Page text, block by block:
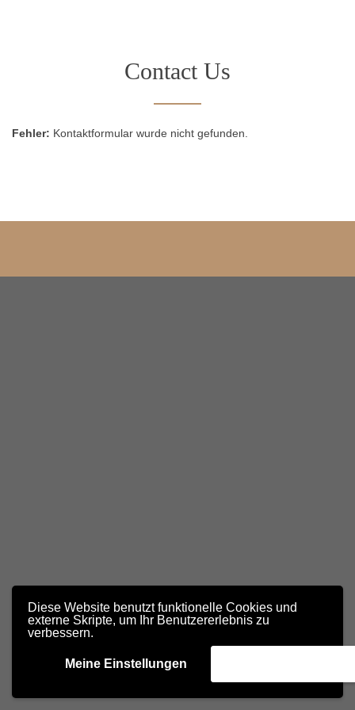
Diese Website benutzt funktionelle Cookies und
externe Skripte, um Ihr Benutzererlebnis zu
verbessern.
Meine Einstellungen
Contact Us
Fehler: Kontaktformular wurde nicht gefunden.